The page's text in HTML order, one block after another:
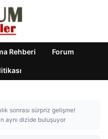
Rehberi Forum
sonrası sürpriz gelişme!
aynı dizide buluşuyor